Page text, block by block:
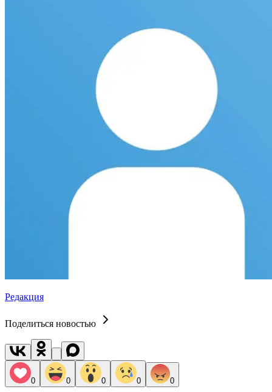
Редакция
Поделиться новостью
0 0 0 0 0